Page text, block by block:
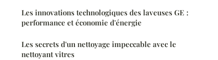
Les innovations technologiques des laveuses GE :
performance et économie d'énergie
Les secrets d'un nettoyage impeccable avec le
nettoyant vitres